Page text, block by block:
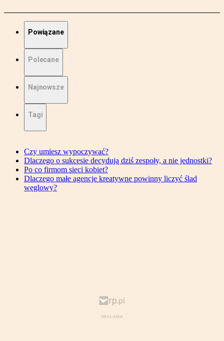
Powiązane
Polecane
Najnowsze
Tagi
Czy umiesz wypoczywać?
Dlaczego o sukcesie decydują dziś zespoły, a nie jednostki?
Po co firmom sieci kobiet?
Dlaczego małe agencje kreatywne powinny liczyć ślad
węglowy?